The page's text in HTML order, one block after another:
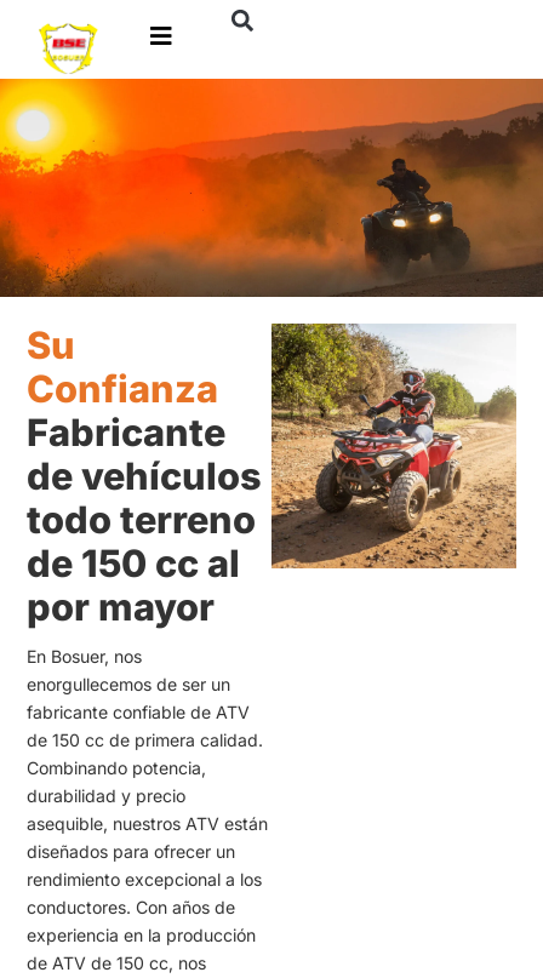
Su
Confianza
Fabricante
de vehículos
todo terreno
de 150 cc al
por mayor
En Bosuer, nos
enorgullecemos de ser un
fabricante confiable de ATV
de 150 cc de primera calidad.
Combinando potencia,
durabilidad y precio
asequible, nuestros ATV están
diseñados para ofrecer un
rendimiento excepcional a los
conductores. Con años de
experiencia en la producción
de ATV de 150 cc, nos